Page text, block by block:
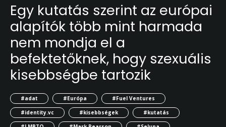
Egy kutatás szerint az európai
alapítók több mint harmada
nem mondja el a
befektetőknek, hogy szexuális
kisebbségbe tartozik
#adat #Európa
#Fuel Ventures
#identity.vc
#kisebbségek
#kutatás